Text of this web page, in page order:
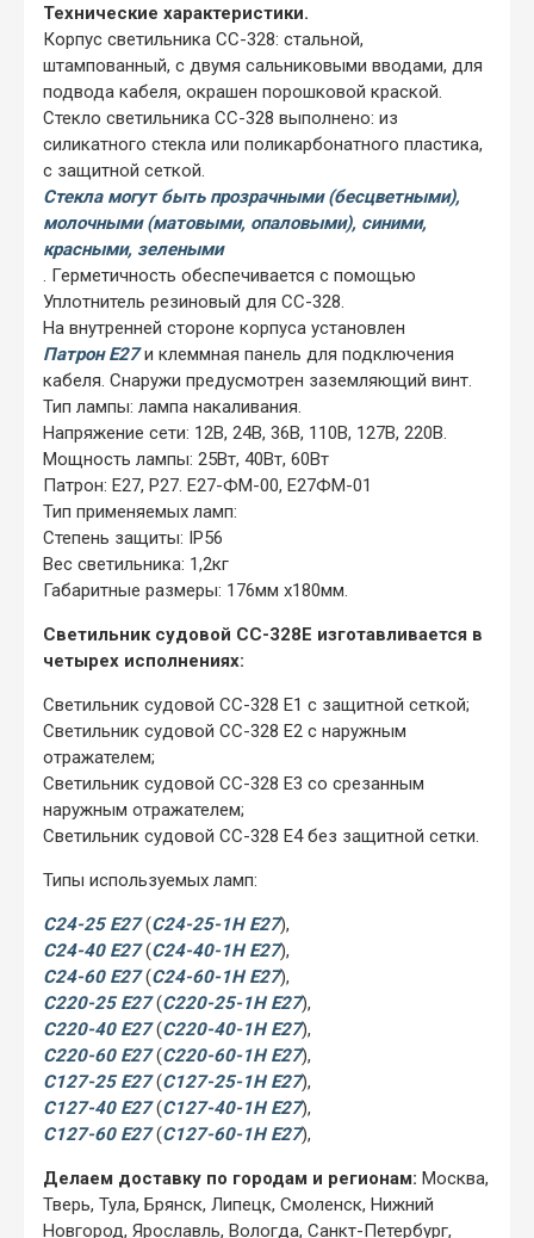
Технические характеристики.
Корпус светильника СС-328: стальной,
штампованный, с двумя сальниковыми вводами, для
подвода кабеля, окрашен порошковой краской.
Стекло светильника СС-328 выполнено: из
силикатного стекла или поликарбонатного пластика,
с защитной сеткой.
Стекла могут быть прозрачными (бесцветными),
молочными (матовыми, опаловыми), синими,
красными, зелеными
. Герметичность обеспечивается с помощью
Уплотнитель резиновый для СС-328.
На внутренней стороне корпуса установлен
Патрон Е27и клеммная панель для подключения
кабеля. Снаружи предусмотрен заземляющий винт.
Тип лампы: лампа накаливания.
Напряжение сети: 12В, 24В, 36В, 110В, 127В, 220В.
Мощность лампы: 25Вт, 40Вт, 60Вт
Патрон: Е27, Р27. Е27-ФМ-00, Е27ФМ-01
Тип применяемых ламп:
Степень защиты: IP56
Вес светильника: 1,2кг
Габаритные размеры: 176мм х180мм.
Светильник судовой СС-328Е изготавливается в
четырех исполнениях:
Светильник судовой CC-328 Е1 с защитной сеткой;
Светильник судовой CC-328 Е2 с наружным
отражателем;
Светильник судовой CC-328 Е3 со срезанным
наружным отражателем;
Светильник судовой CC-328 Е4 без защитной сетки.
Типы используемых ламп:
С24-25 Е27(С24-25-1Н Е27),
С24-40 Е27(С24-40-1Н Е27),
С24-60 Е27(С24-60-1Н Е27),
С220-25 Е27(С220-25-1Н Е27),
С220-40 Е27(С220-40-1Н Е27),
С220-60 Е27(С220-60-1Н Е27),
С127-25 Е27(С127-25-1Н Е27),
С127-40 Е27(С127-40-1Н Е27),
С127-60 Е27(С127-60-1Н Е27),
Делаем доставку по городам и регионам: Москва,
Тверь, Тула, Брянск, Липецк, Смоленск, Нижний
Новгород, Ярославль, Вологда, Санкт-Петербург,